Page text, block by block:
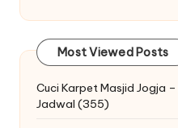
Most Viewed Posts
Cuci Karpet Masjid Jogja
Jadwal (355)